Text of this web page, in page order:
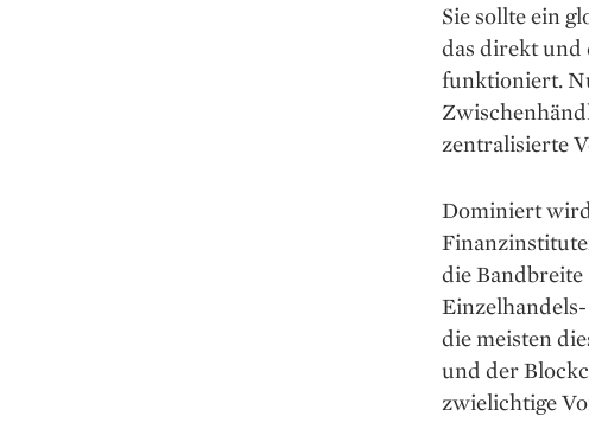
Sie sollte ein
das direkt und
funktioniert.
zentra­lisierte
Dominiert
die
die meisten
und der
zwielichtige